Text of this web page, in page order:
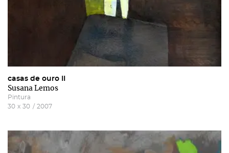
casas de ouro II
Susana Lemos
Pintura
30 x 30 / 2007